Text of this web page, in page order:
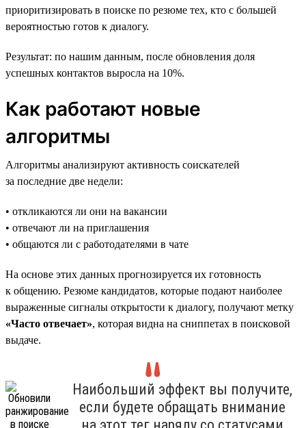
приоритизировать в поиске по резюме тех, кто с большей
вероятностью готов к диалогу.
Результат: по нашим данным, после обновления доля
успешных контактов выросла на 10%.
Как работают новые
алгоритмы
Алгоритмы анализируют активность соискателей
за последние две недели:
• откликаются ли они на вакансии
• отвечают ли на приглашения
• общаются ли с работодателями в чате
На основе этих данных прогнозируется их готовность
к общению. Резюме кандидатов, которые подают наиболее
выраженные сигналы открытости к диалогу, получают метку
«Часто отвечает», которая видна на сниппетах в поисковой
выдаче.
Наибольший эффект вы получите,
если будете обращать внимание